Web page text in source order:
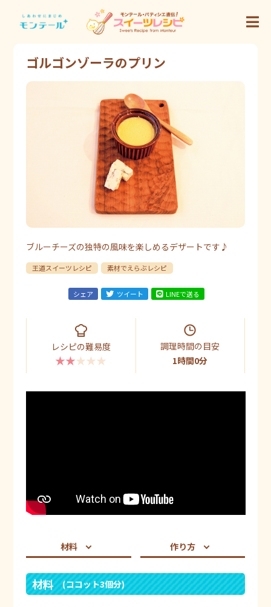
ゴルゴンゾーラのプリン
ブルーチーズの独特の風味を楽しめるデザートです♪
王道スイーツレシピ 素材でえらぶレシピ
シェア ツイート LINEで送る
レシピの難易度
★★★★★
調理時間の目安
1時間0分
材料 作り方
材料 (ココット3個分)